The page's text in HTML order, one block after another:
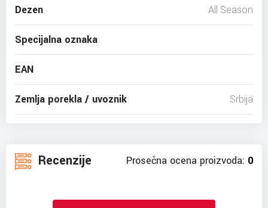
Dezen All Season
Specijalna oznaka
EAN
Zemlja porekla / uvoznik Srbija
Recenzije Prosečna ocena proizvoda: 0